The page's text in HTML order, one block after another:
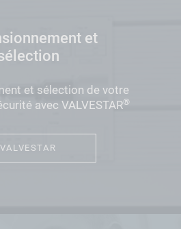
et
et sélection de votre
avec VALVESTAR®
VALVESTAR